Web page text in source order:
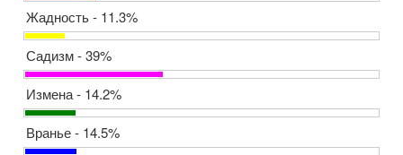
Жадность - 11.3%
Садизм - 39%
Измена - 14.2%
Вранье - 14.5%